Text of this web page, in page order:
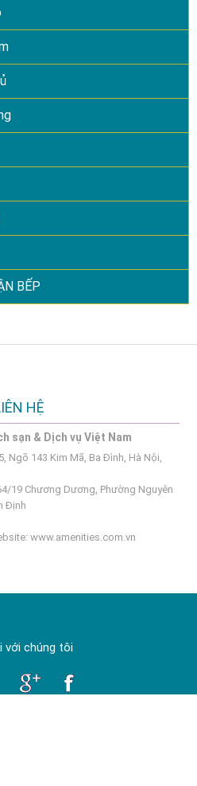
BẾP
HỆ
sạn & Dịch vụ Việt Nam
Ngõ 143 Kim Mã, Ba Đình, Hà Nội,
19 Chương Dương, Phường Nguyên
Định
www.amenities.com.vn
với chúng tôi